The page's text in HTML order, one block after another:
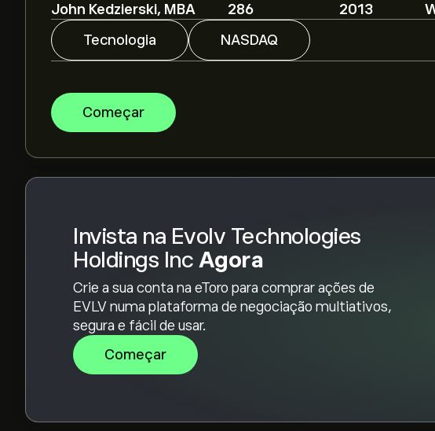
John Kedzierski, MBA
286
2013
Tecnologia
NASDAQ
Começar
Invista na Evolv Technologies
Holdings Inc Agora
Crie a sua conta na eToro para comprar ações de
EVLV numa plataforma de negociação multiativos,
segura e fácil de usar.
Começar
Os analistas oferecem previsões para Evolv Technologies
tendências de mercado, relatórios financeiros e projeções de
previsão mais recente para os movimentos futuros dos
Com base nas recomendações de 4 analistas sobre EVLV